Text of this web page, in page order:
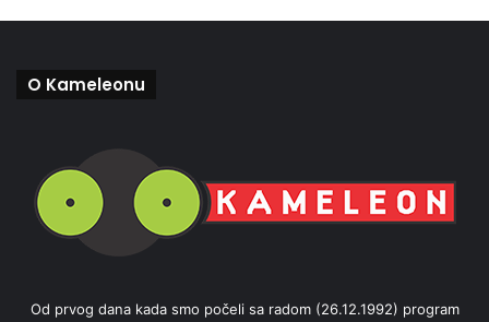
O Kameleonu
Od prvog dana kada smo počeli sa radom (26.12.1992) program